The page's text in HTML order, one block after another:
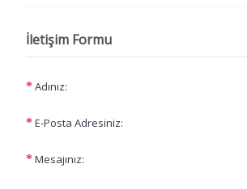
İletişim Formu
Adınız:
E-Posta Adresiniz:
Mesajınız: